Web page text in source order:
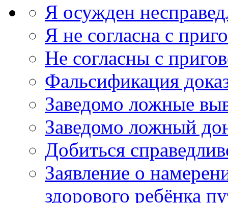
Я осужден
Я не согласна с
Не согласны с
Фальсификация
Заведомо ложные
Заведомо ложный
Добиться
Заявление о
здорового ребёнка